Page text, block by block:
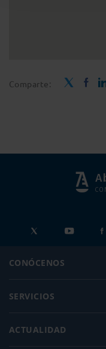
Comparte:
CONÓCENOS
SERVICIOS
ACTUALIDAD